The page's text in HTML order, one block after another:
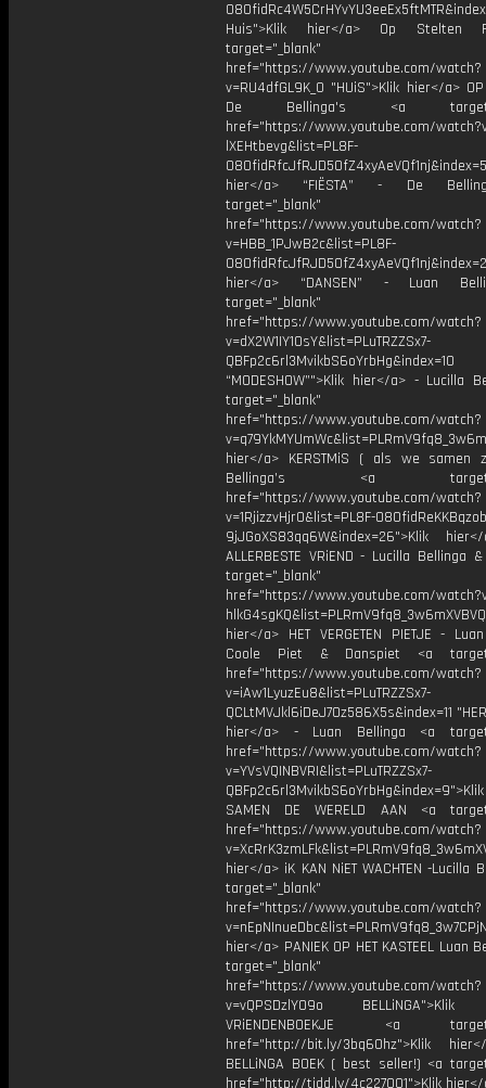
Huis">Klik hier</a> Op Stelten
target="_blank"
href="https://www.youtube.com/watch?
v=RU4dfGL9K_0 "HUiS">Klik hier</a> OP
De Bellinga's <a
href="https://www.youtube.com/
lXEHtbevg&list=PL8F-
hier</a> “FIËSTA” - De
target="_blank"
href="https://www.youtube.com/watch?
v=HBB_1PJwB2c&list=PL8F-
hier</a> “DANSEN” - Luan
target="_blank"
href="https://www.youtube.com/watch?
v=dX2W1IY1OsY&list=PLuTRZZSx7-
QBFp2c6rl3MvikbS6oYrbHg&index=10
“MODESHOW”">Klik hier</a> - Lucilla
target="_blank"
href="https://www.youtube.com/watch?
hier</a> KERSTMiS ( als we samen
Bellinga’s <a
href="https://www.youtube.com/watch?
v=1RjizzvHjr0&list=PL8F-
9jJGoXS83qq6W&index=26">Klik
ALLERBESTE VRiEND - Lucilla Bellinga
target="_blank"
href="https://www.youtube.com/
hier</a> HET VERGETEN PIETJE -
Coole Piet & Danspiet <a
href="https://www.youtube.com/watch?
v=iAw1LyuzEu8&list=PLuTRZZSx7-
QCLtMVJkl6iDeJ7Oz586X5s&index=11
hier</a> - Luan Bellinga <a
href="https://www.youtube.com/watch?
v=YVsVQINBVRI&list=PLuTRZZSx7-
SAMEN DE WERELD AAN <a
href="https://www.youtube.com/watch?
hier</a> iK KAN NiET WACHTEN -Lucilla
target="_blank"
href="https://www.youtube.com/watch?
hier</a> PANIEK OP HET KASTEEL Luan
target="_blank"
href="https://www.youtube.com/watch?
v=vQPSDzlYO9o BELLiNGA">Klik
VRiENDENBOEKJE <a
href="http://bit.ly/3bq60hz">Klik
BELLiNGA BOEK ( best seller!) <a
href="http://tidd.ly/4c227001">Klik hier</